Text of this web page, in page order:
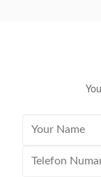
your Deep Cycle